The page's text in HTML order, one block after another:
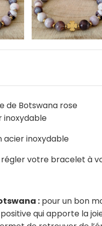
de Botswana rose
inoxydable
acier inoxydable
régler votre bracelet à
: pour un bon
positive qui apporte la